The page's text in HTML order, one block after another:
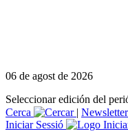
06 de agost de 2026
Seleccionar edición del
Cerca
|
Iniciar Sessió